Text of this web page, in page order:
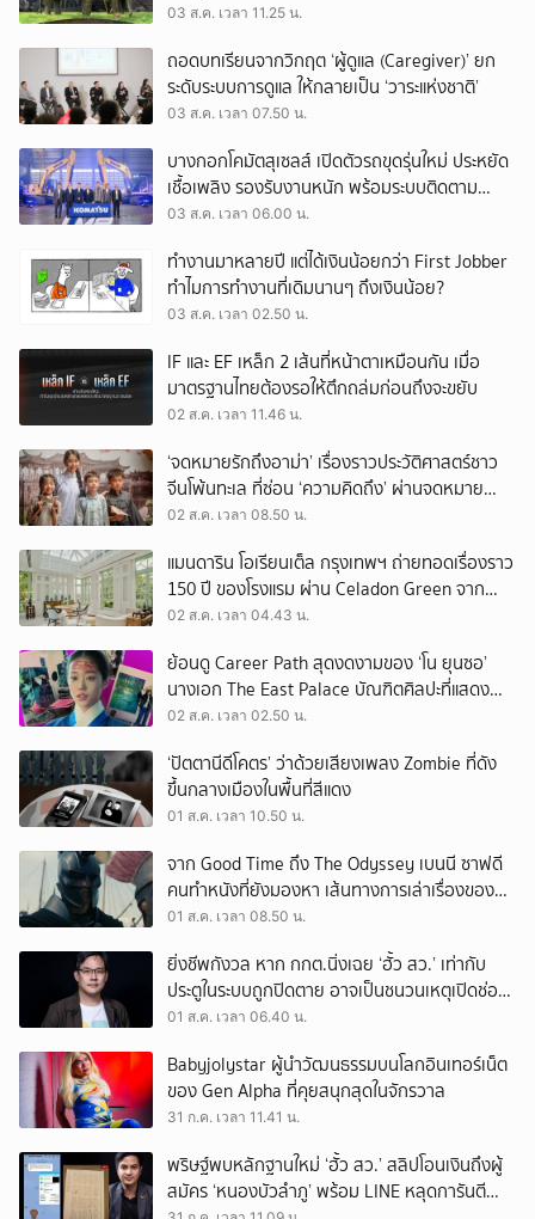
เปื้อน
03 ส.ค. เวลา 11.25 น.
ถอดบทเรียนจากวิกฤต ‘ผู้ดูแล (Caregiver)’ ยก
ระดับระบบการดูแล ให้กลายเป็น ‘วาระแห่งชาติ’
03 ส.ค. เวลา 07.50 น.
บางกอกโคมัตสุเซลส์ เปิดตัวรถขุดรุ่นใหม่ ประหยัด
เชื้อเพลิง รองรับงานหนัก พร้อมระบบติดตาม
เครื่องจักรผ่านดาวเทียม
03 ส.ค. เวลา 06.00 น.
ทำงานมาหลายปี แต่ได้เงินน้อยกว่า First Jobber
ทำไมการทำงานที่เดิมนานๆ ถึงเงินน้อย?
03 ส.ค. เวลา 02.50 น.
IF และ EF เหล็ก 2 เส้นที่หน้าตาเหมือนกัน เมื่อ
มาตรฐานไทยต้องรอให้ตึกถล่มก่อนถึงจะขยับ
02 ส.ค. เวลา 11.46 น.
‘จดหมายรักถึงอาม่า’ เรื่องราวประวัติศาสตร์ชาว
จีนโพ้นทะเล ที่ซ่อน ‘ความคิดถึง’ ผ่านจดหมาย
‘โพยก๊วน’
02 ส.ค. เวลา 08.50 น.
แมนดาริน โอเรียนเต็ล กรุงเทพฯ ถ่ายทอดเรื่องราว
150 ปี ของโรงแรม ผ่าน Celadon Green จาก
เครื่องศิลาดล
02 ส.ค. เวลา 04.43 น.
ย้อนดู Career Path สุดงดงามของ ‘โน ยุนซอ’
นางเอก The East Palace บัณฑิตศิลปะที่แสดง
เรื่องไหนก็ปัง
02 ส.ค. เวลา 02.50 น.
‘ปัตตานีดีโคตร’ ว่าด้วยเสียงเพลง Zombie ที่ดัง
ขึ้นกลางเมืองในพื้นที่สีแดง
01 ส.ค. เวลา 10.50 น.
จาก Good Time ถึง The Odyssey เบนนี ซาฟดี
คนทำหนังที่ยังมองหา เส้นทางการเล่าเรื่องของตัว
เอง
01 ส.ค. เวลา 08.50 น.
ยิ่งชีพกังวล หาก กกต.นิ่งเฉย ‘ฮั้ว สว.’ เท่ากับ
ประตูในระบบถูกปิดตาย อาจเป็นชนวนเหตุเปิดช่อง
‘ลงถนน’
01 ส.ค. เวลา 06.40 น.
Babyjolystar ผู้นำวัฒนธรรมบนโลกอินเทอร์เน็ต
ของ Gen Alpha ที่คุยสนุกสุดในจักรวาล
31 ก.ค. เวลา 11.41 น.
พริษฐ์พบหลักฐานใหม่ ‘ฮั้ว สว.’ สลิปโอนเงินถึงผู้
สมัคร ‘หนองบัวลำภู’ พร้อม LINE หลุดการันตี